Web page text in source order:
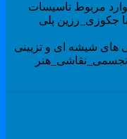
مربوط تاسیسات
پلی
شیشه ای و تزیینی